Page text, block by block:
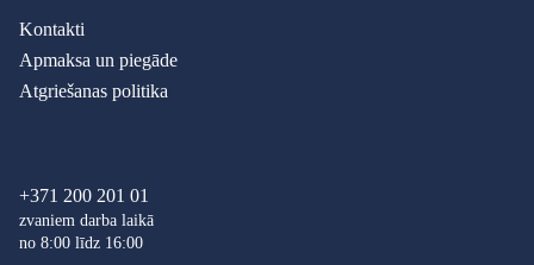
Kontakti
Apmaksa un piegāde
Atgriešanas politika
+371 200 201 01
zvaniem darba laikā
no 8:00 līdz 16:00